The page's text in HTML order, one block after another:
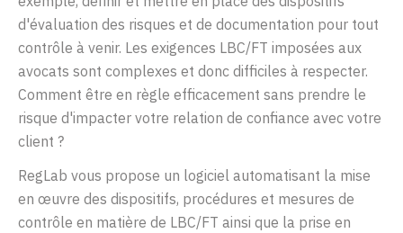
d'évaluation des risques et de documentation pour tout
contrôle à venir. Les exigences LBC/FT imposées aux
avocats sont complexes et donc difficiles à respecter.
Comment être en règle efficacement sans prendre le
risque d'impacter votre relation de confiance avec votre
client ?
RegLab vous propose un logiciel automatisant la mise
en œuvre des dispositifs, procédures et mesures de
contrôle en matière de LBC/FT ainsi que la prise en